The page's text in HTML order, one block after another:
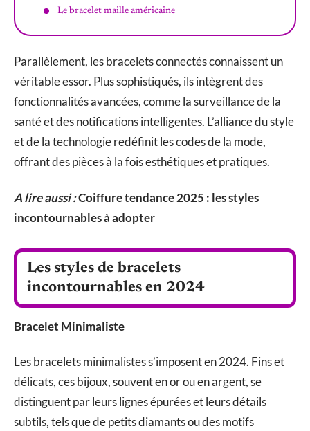
Le bracelet maille américaine
Parallèlement, les bracelets connectés connaissent un
véritable essor. Plus sophistiqués, ils intègrent des
fonctionnalités avancées, comme la surveillance de la
santé et des notifications intelligentes. L’alliance du style
et de la technologie redéfinit les codes de la mode,
offrant des pièces à la fois esthétiques et pratiques.
A lire aussi :Coiffure tendance 2025 : les styles
incontournables à adopter
Les styles de bracelets
incontournables en 2024
Bracelet Minimaliste
Les bracelets minimalistes s’imposent en 2024. Fins et
délicats, ces bijoux, souvent en or ou en argent, se
distinguent par leurs lignes épurées et leurs détails
subtils, tels que de petits diamants ou des motifs